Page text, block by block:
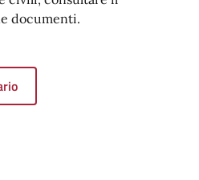
documenti.